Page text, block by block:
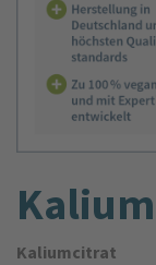
Kalium
Kaliumcitrat